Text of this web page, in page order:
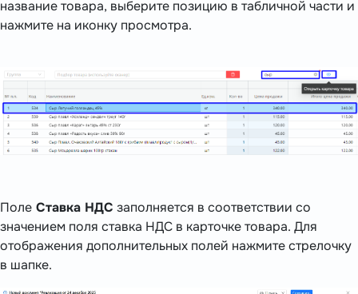
название товара, выберите позицию в табличной части и
нажмите на иконку просмотра.
Поле Ставка НДС заполняется в соответствии со
значением поля ставка НДС в карточке товара. Для
отображения дополнительных полей нажмите стрелочку
в шапке.